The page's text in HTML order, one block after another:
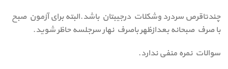
چندتاقرص سردرد وشکلات درجیبتان باشد.البته برای آزمون صبح
با صرف صبحانه بعدازظهر باصرف نهار سرجلسه حاظر شوید.
سوالات نمره منفی ندارد.